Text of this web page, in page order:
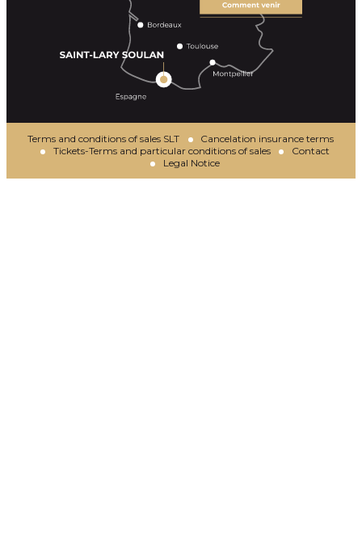
Terms and conditions of sales SLT
Cancelation insurance terms
Tickets-Terms and particular conditions of sales
Contact
Legal Notice